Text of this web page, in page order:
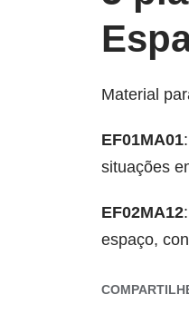
Material
EF01MA01
situações
EF02MA12
espaço,